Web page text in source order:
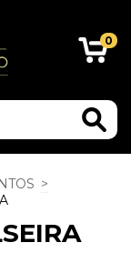
0
>